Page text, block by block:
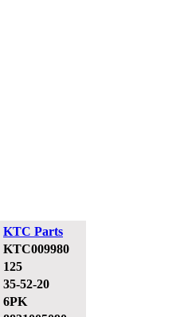
KTC Parts
KTC009980
125
35-52-20
6PK